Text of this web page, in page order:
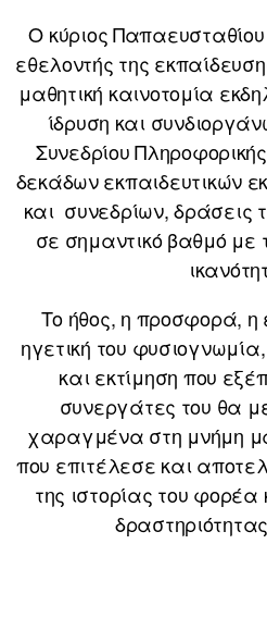
Ο κύριος
εθελοντής της
μαθητική καινοτομία
ίδρυση και
Συνεδρίου
δεκάδων εκπαιδευτικών
και συνεδρίων, δράσεις
σε σημαντικό βαθμό με
Το ήθος, η προσφορά, η
ηγετική του
και εκτίμηση που
συνεργάτες του θα
χαραγμένα στη μνήμη
που επιτέλεσε και
της ιστορίας του φορέα